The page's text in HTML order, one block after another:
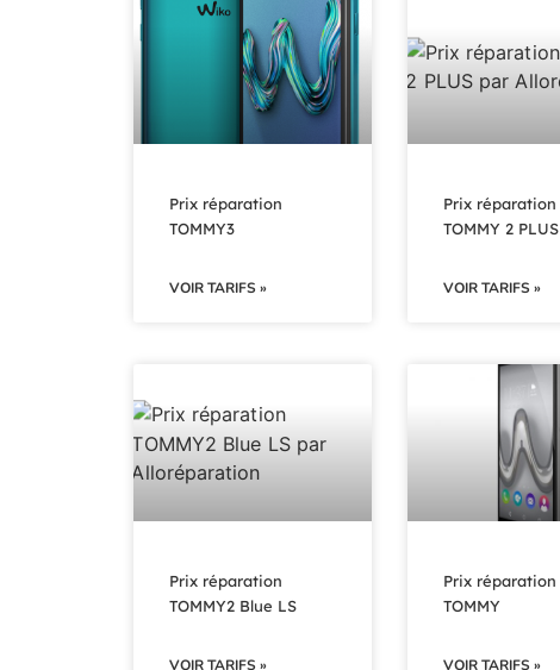
Prix réparation
TOMMY3
VOIR TARIFS »
Prix réparation
TOMMY 2 PLUS
VOIR TARIFS »
Prix réparation
TOMMY2 Blue LS
VOIR TARIFS »
Prix réparation
TOMMY
VOIR TARIFS »